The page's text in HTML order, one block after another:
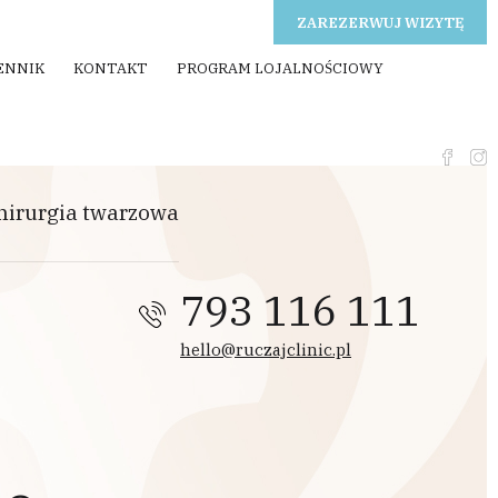
KONTAKT PROGRAM LOJALNOŚCIOWY
ZAREZERWUJ WIZYTĘ
twarzowa
793 116 111
hello@ruczajclinic.pl